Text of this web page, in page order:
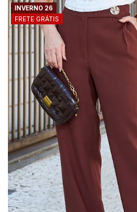
FRETE GRÁTIS
INVERNO 26